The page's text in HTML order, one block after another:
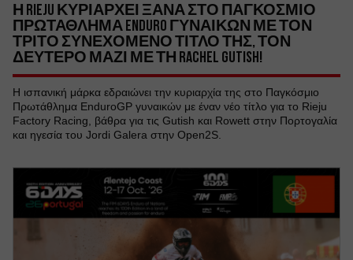
Η RIEJU ΚΥΡΙΑΡΧΕΙ ΞΑΝΑ ΣΤΟ ΠΑΓΚΟΣΜΙΟ
ΠΡΩΤΑΘΛΗΜΑ ENDURO ΓΥΝΑΙΚΩΝ ΜΕ ΤΟΝ
ΤΡΙΤΟ ΣΥΝΕΧΟΜΕΝΟ ΤΙΤΛΟ ΤΗΣ, ΤΟΝ
ΔΕΥΤΕΡΟ ΜΑΖΙ ΜΕ ΤΗ RACHEL GUTISH!
Η ισπανική μάρκα εδραιώνει την κυριαρχία της στο Παγκόσμιο
Πρωτάθλημα EnduroGP γυναικών με έναν νέο τίτλο για το Rieju
Factory Racing, βάθρα για τις Gutish και Rowett στην Πορτογαλία
και ηγεσία του Jordi Galera στην Open2S.